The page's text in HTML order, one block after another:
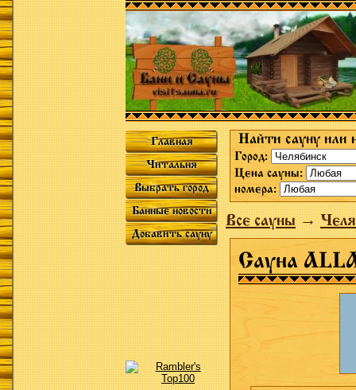
Главная
Читальня
Выбрать город
Банные новости
Добавить сауну
Найти сауну или
Город:
Цена сауны:
номера:
Все сауны→
Сауна